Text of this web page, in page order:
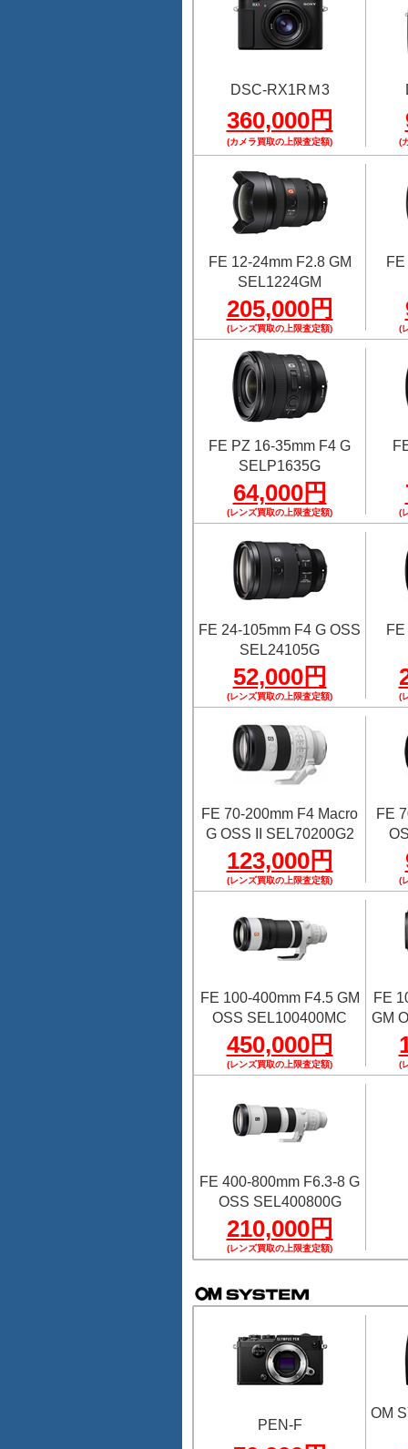
DSC-RX1RＭ3
360,000円
(カメラ買取の上限査定額) (
FE 12-24mm F2.8 GM
SEL1224GM
205,000円
(レンズ買取の上限査定額) (
FE PZ 16-35mm F4 G
SELP1635G
64,000円
(レンズ買取の上限査定額) (
FE 24-105mm F4 G OSS
SEL24105G
52,000円
(レンズ買取の上限査定額) (
FE 70-200mm F4 Macro
G OSS II SEL70200G2
123,000円
(レンズ買取の上限査定額)
FE
(
FE 100-400mm F4.5 GM
OSS SEL100400MC
450,000円
(レンズ買取の上限査定額)
FE
GM
(
FE 400-800mm F6.3-8 G
OSS SEL400800G
210,000円
(レンズ買取の上限査定額)
PEN-F
OM